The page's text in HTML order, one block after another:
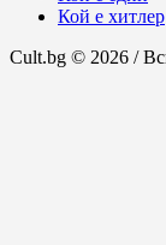
Кой е хитлер
Cult.bg © 2026 /